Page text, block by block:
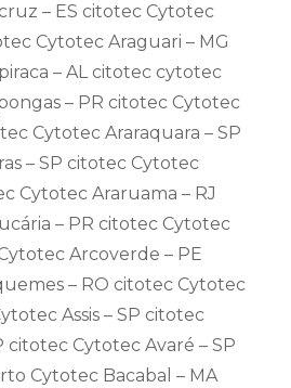
– ES citotec Cytotec
Cytotec Araguari – MG
– AL citotec cytotec
– PR citotec Cytotec
Cytotec Araraquara – SP
– SP citotec Cytotec
Cytotec Araruama – RJ
– PR citotec Cytotec
Arcoverde – PE
– RO citotec Cytotec
Assis – SP citotec
citotec Cytotec Avaré – SP
Cytotec Bacabal – MA